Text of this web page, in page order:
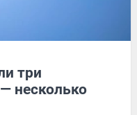
три
несколько